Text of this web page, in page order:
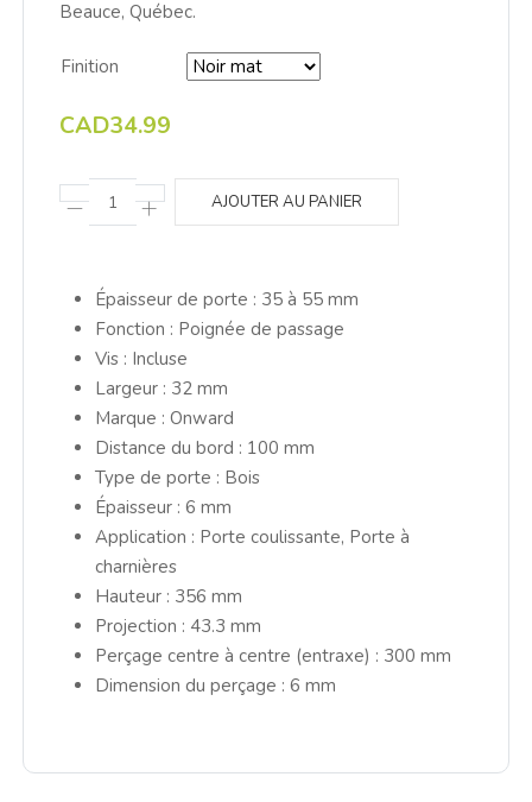
Beauce, Québec.
Finition
CAD34.99
AJOUTER AU PANIER
Épaisseur de porte : 35 à 55 mm
Fonction : Poignée de passage
Vis : Incluse
Largeur : 32 mm
Marque : Onward
Distance du bord : 100 mm
Type de porte : Bois
Épaisseur : 6 mm
Application : Porte coulissante, Porte à
charnières
Hauteur : 356 mm
Projection : 43.3 mm
Perçage centre à centre (entraxe) : 300 mm
Dimension du perçage : 6 mm